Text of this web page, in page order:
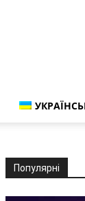
Популярні